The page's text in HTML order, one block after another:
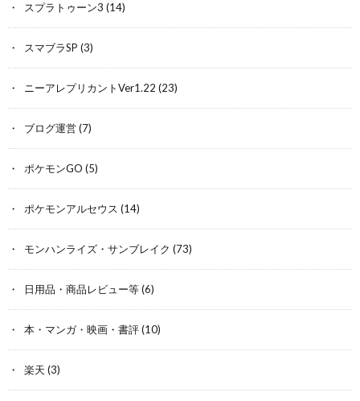
スプラトゥーン3 (14)
スマブラSP (3)
ニーアレプリカントVer1.22 (23)
ブログ運営(7)
ポケモンGO (5)
ポケモンアルセウス (14)
モンハンライズ・サンブレイク (73)
日用品・商品レビュー等(6)
本・マンガ・映画・書評(10)
楽天 (3)